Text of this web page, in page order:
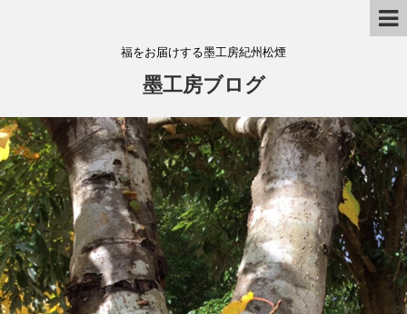
福をお届けする墨工房紀州松煙
墨工房ブログ